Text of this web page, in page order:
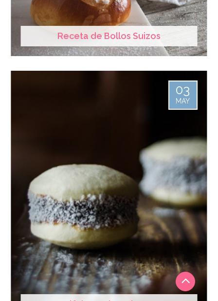
Receta de Bollos Suizos
03
MAY